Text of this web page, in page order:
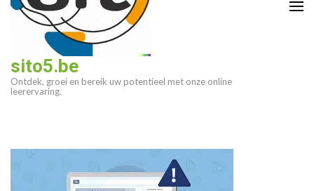
enter)
sito5.be
Ontdek, groei en bereik uw potentieel met onze online
leerervaring.